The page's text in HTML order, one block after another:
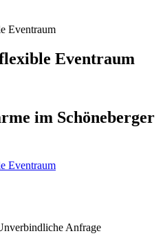
Eventraum
Eventraum
im Schöneberger
Eventraum
Anfrage